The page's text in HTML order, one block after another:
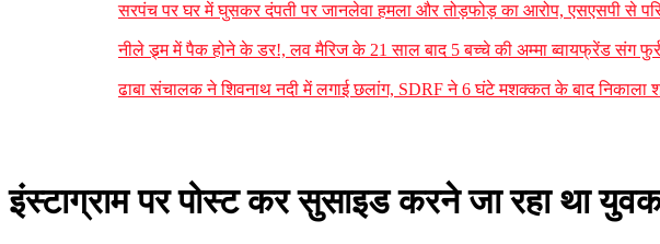
सरपंच पर घर में घुसकर दंपती पर जानलेवा हमला और तोड़फोड़ का आरोप, एसएसपी से
नीले ड्र्म में पैक होने के डर!, लव मैरिज के 21 साल बाद 5 बच्चे की अम्मा ब्वायफ्रेंड संग
ढाबा संचालक ने शिवनाथ नदी में लगाई छलांग, SDRF ने 6 घंटे मशक्कत के बाद निकाला
इंस्टाग्राम पर पोस्ट कर सुसाइड करने जा रहा था